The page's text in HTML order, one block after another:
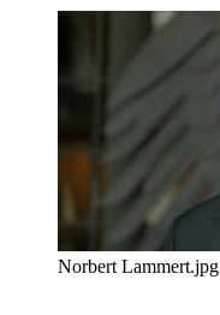
Norbert Lammert.jpg